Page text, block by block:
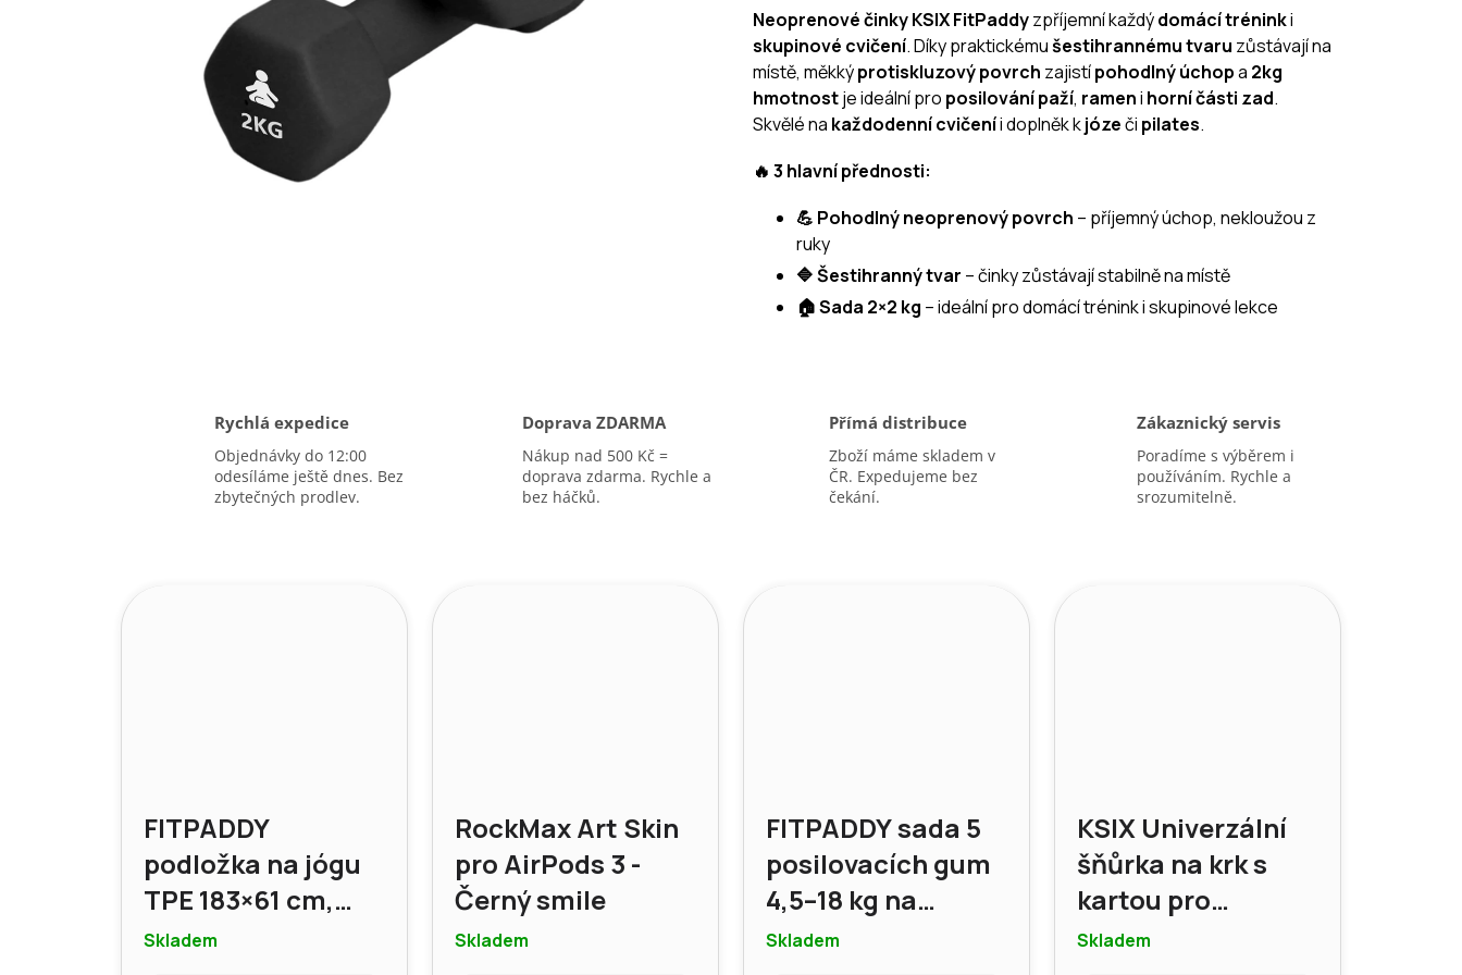
Neoprenové činkyKSIX FitPaddyzpříjemní každýdomácí tréninki
skupinové cvičení. Díky praktickémušestihrannému tvaru zůstávají na
místě, měkkýprotiskluzový povrch zajistípohodlný úchopa 2kg
hmotnostje ideální pro posilování paží, rameni horní části zad.
Skvělé na každodenní cvičeníi doplněk kjózeči pilates.
🔥 3 hlavní přednosti:
💪 Pohodlný neoprenový povrch – příjemný úchop, nekloužou z
ruky
🔷 Šestihranný tvar – činky zůstávají stabilně na místě
🏠 Sada 2×2 kg – ideální pro domácí trénink i skupinové lekce
Rychlá expedice
Objednávky do 12:00
odesíláme ještě dnes. Bez
zbytečných prodlev.
Doprava ZDARMA
Nákup nad 500 Kč =
doprava zdarma. Rychle a
bez háčků.
Přímá distribuce
Zboží máme skladem v
ČR. Expedujeme bez
čekání.
Zákaznický servis
Poradíme s výběrem i
používáním. Rychle a
srozumitelně.
FITPADDY
podložka na jógu
TPE 183×61 cm,
tloušťka 6 mm, s
Skladem
RockMax Art Skin
pro AirPods 3 -
Černý smile
Skladem
FITPADDY sada 5
posilovacích gum
4,5–18 kg na
procvičení celého
Skladem
KSIX Univerzální
šňůrka na krk s
kartou pro
smartphone,
Skladem